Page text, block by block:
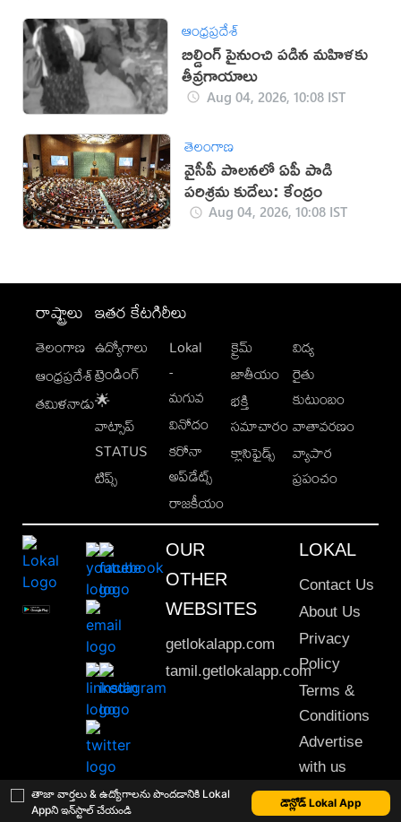
తాజా వార్తలు & ఉద్యోగాలను పొందడానికి Lokal
Appని ఇన్‌స్టాల్ చేయండి
డౌన్లోడ్ Lokal App
ఆంధ్రప్రదేశ్
బిల్డింగ్​ పైనుంచి పడిన మహిళకు
తీవ్రగాయాలు
Aug 04, 2026, 10:08 IST
తెలంగాణ
వైసీపీ పాలనలో ఏపీ పాడి
పరిశ్రమ కుదేలు: కేంద్రం
Aug 04, 2026, 10:08 IST
రాష్ట్రాలు
తెలంగాణ
ఆంధ్రప్రదేశ్
తమిళనాడు
ఇతర కేటగిరీలు
ఉద్యోగాలు
ట్రెండింగ్
🌟
వాట్సాప్
STATUS
టిప్స్
Lokal
-
మగువ
వినోదం
కరోనా
అప్‌డేట్స్
రాజకీయం
క్రైమ్
జాతీయం
భక్తి
సమాచారం
క్లాసిఫైడ్స్
విద్య
రైతు
కుటుంబం
వాతావరణం
వ్యాపార
ప్రపంచం
OUR
OTHER
WEBSITES
getlokalapp.com
tamil.getlokalapp.com
LOKAL
Contact Us
About Us
Privacy
Policy
Terms &
Conditions
Advertise
with us
Sitemap
This material may not be published, transmitted, rewritten or redistributed. © 2020 Lokal App. All rights reserved.